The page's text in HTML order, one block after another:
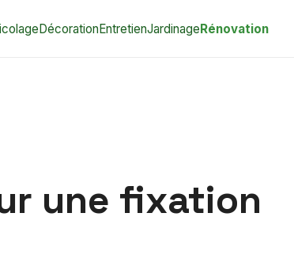
DécorationEntretienJardinageRénovation
une fixation